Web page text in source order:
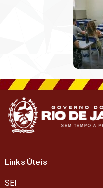
Links Úteis
SEI